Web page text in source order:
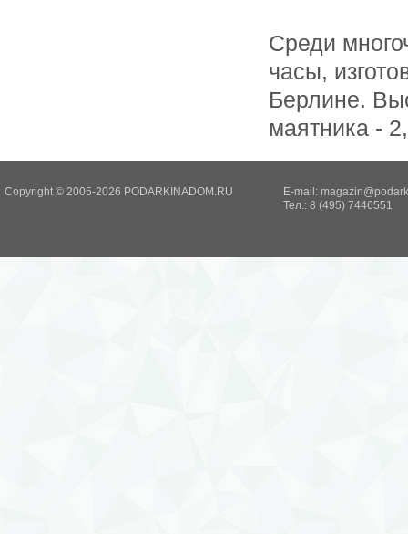
Среди
часы,
Берлине.
маятника -
Copyright © 2005-2026 PODARKINADOM.RU E-mail:
Тел.: 8 (495) 7446551